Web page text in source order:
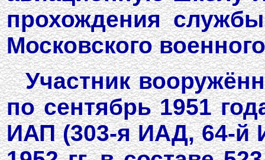
прохождения
Московского
Участник
по сентябрь 1951
ИАП (303-я ИАД, 64-й